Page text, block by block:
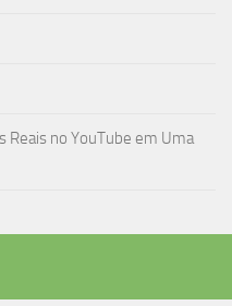
Reais no YouTube em Uma